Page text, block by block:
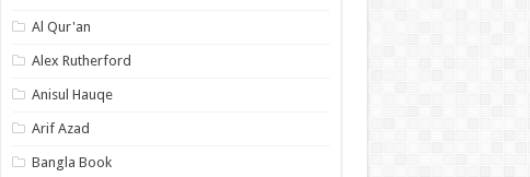
Al Qur'an
Alex Rutherford
Anisul Hauqe
Arif Azad
Bangla Book